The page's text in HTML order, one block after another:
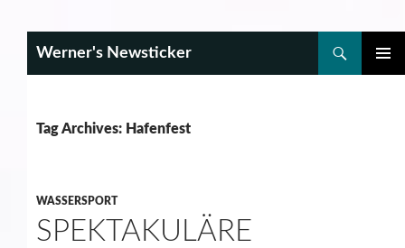
Werner's Newsticker
Tag Archives: Hafenfest
WASSERSPORT
SPEKTAKULÄRE